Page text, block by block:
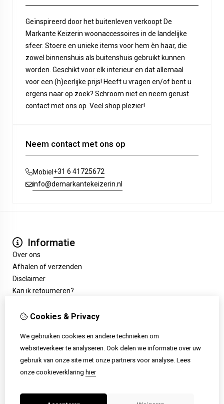
Geïnspireerd door het buitenleven verkoopt De
Markante Keizerin woonaccessoires in de landelijke
sfeer. Stoere en unieke items voor hem èn haar, die
zowel binnenshuis als buitenshuis gebruikt kunnen
worden. Geschikt voor elk interieur en dat allemaal
voor een (h)eerlijke prijs! Heeft u vragen en/of bent u
ergens naar op zoek? Schroom niet en neem gerust
contact met ons op. Veel shop plezier!
Neem contact met ons op
Mobiel +31 6 41725672
info@demarkantekeizerin.nl
Informatie
Over ons
Afhalen of verzenden
Disclaimer
Kan ik retourneren?
Cadeaubon
Klantenservice
Contact
Retourneren
Sitemap
Cookies & Privacy
We gebruiken cookies en andere technieken om
websiteverkeer te analyseren. Ook delen we informatie over uw
gebruik van onze site met onze partners voor analyse. Lees
onze cookieverklaring hier